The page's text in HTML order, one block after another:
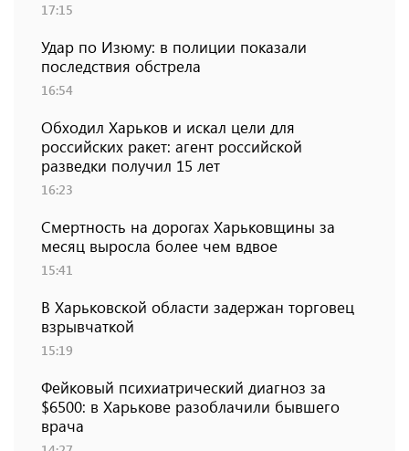
17:15
Удар по Изюму: в полиции показали
последствия обстрела
16:54
Обходил Харьков и искал цели для
российских ракет: агент российской
разведки получил 15 лет
16:23
Смертность на дорогах Харьковщины за
месяц выросла более чем вдвое
15:41
В Харьковской области задержан торговец
взрывчаткой
15:19
Фейковый психиатрический диагноз за
$6500: в Харькове разоблачили бывшего
врача